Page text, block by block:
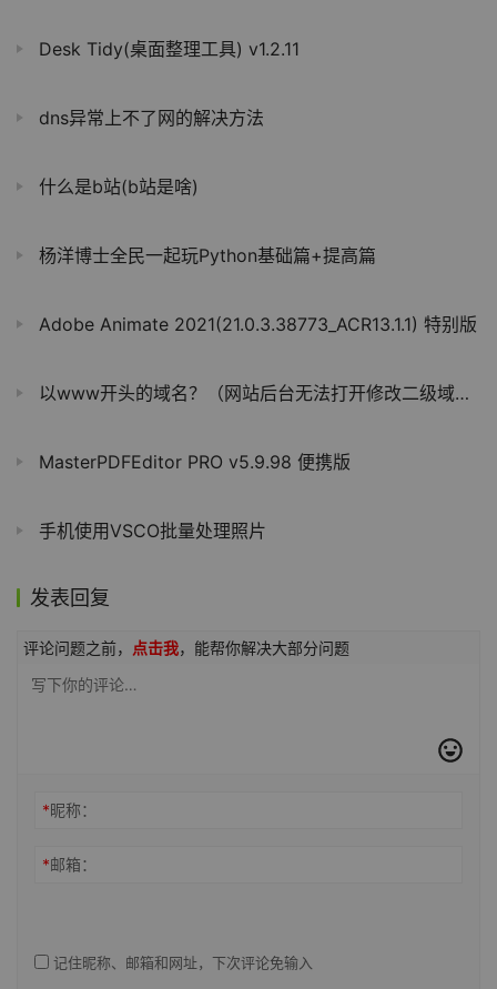
Desk Tidy(桌面整理工具) v1.2.11
dns异常上不了网的解决方法
什么是b站(b站是啥)
杨洋博士全民一起玩Python基础篇+提高篇
Adobe Animate 2021(21.0.3.38773_ACR13.1.1) 特别版
以www开头的域名？（网站后台无法打开修改二级域名失败）
MasterPDFEditor PRO v5.9.98 便携版
手机使用VSCO批量处理照片
发表回复
评论问题之前， 点击我，能帮你解决大部分问题
*昵称：
*邮箱：
记住昵称、邮箱和网址，下次评论免输入